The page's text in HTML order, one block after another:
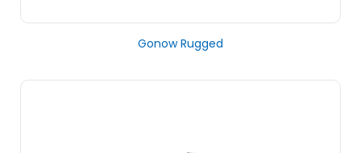
Gonow Rugged